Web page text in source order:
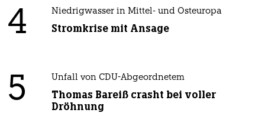
4 Niedrigwasser in Mittel- und Osteuropa
Stromkrise mit Ansage
5 Unfall von CDU-Abgeordnetem
Thomas Bareiß crasht bei voller
Dröhnung